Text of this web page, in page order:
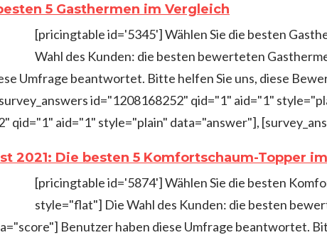
5 Gasthermen im Vergleich
[pricingtable id='5345'] Wählen Sie die besten
Wahl des Kunden: die besten bewerteten
Umfrage beantwortet. Bitte helfen Sie uns, diese
id="1208168252" qid="1" aid="1"
qid="1" aid="1" style="plain" data="answer"],
2021: Die besten 5 Komfortschaum-Topper
[pricingtable id='5874'] Wählen Sie die besten
style="flat"] Die Wahl des Kunden: die besten
Benutzer haben diese Umfrage beantwortet.